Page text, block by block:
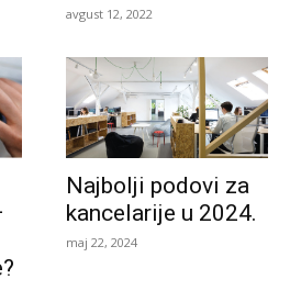
avgust 12, 2022
Najbolji podovi za
kancelarije u 2024.
maj 22, 2024